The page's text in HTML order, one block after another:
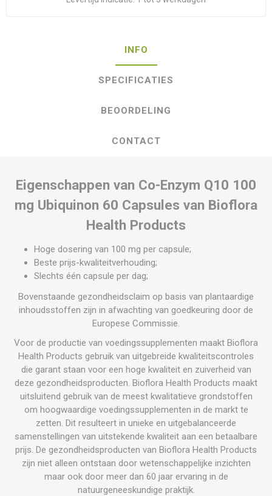
INFO
SPECIFICATIES
BEOORDELING
CONTACT
Eigenschappen van Co-Enzym Q10 100
mg Ubiquinon 60 Capsules van Bioflora
Health Products
Hoge dosering van 100 mg per capsule;
Beste prijs-kwaliteitverhouding;
Slechts één capsule per dag;
Bovenstaande gezondheidsclaim op basis van plantaardige
inhoudsstoffen zijn in afwachting van goedkeuring door de
Europese Commissie.
Voor de productie van voedingssupplementen maakt Bioflora
Health Products gebruik van uitgebreide kwaliteitscontroles
die garant staan voor een hoge kwaliteit en zuiverheid van
deze gezondheidsproducten. Bioflora Health Products maakt
uitsluitend gebruik van de meest kwalitatieve grondstoffen
om hoogwaardige voedingssupplementen in de markt te
zetten. Dit resulteert in unieke en uitgebalanceerde
samenstellingen van uitstekende kwaliteit aan een betaalbare
prijs. De gezondheidsproducten van Bioflora Health Products
zijn niet alleen ontstaan door wetenschappelijke inzichten
maar ook door meer dan 60 jaar ervaring in de
natuurgeneeskundige praktijk.